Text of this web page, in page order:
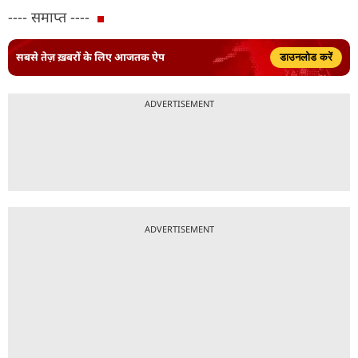
---- समाप्त ----
सबसे तेज़ ख़बरों के लिए आजतक ऐप डाउनलोड करें
ADVERTISEMENT
ADVERTISEMENT